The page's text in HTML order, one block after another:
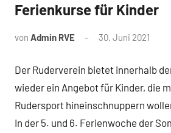
News
Ferienkurse für Kinder
von Admin RVE 30. Juni 2021
Der Ruderverein bietet innerhalb
wieder ein Angebot für Kinder, die
Rudersport hineinschnuppern
In der 5. und 6. Ferienwoche der